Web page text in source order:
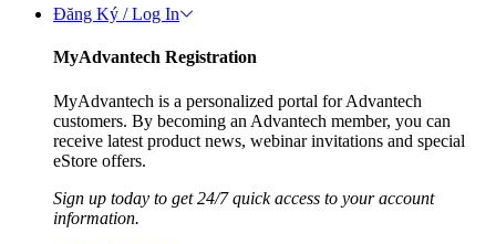
Đăng Ký / Log In
MyAdvantech Registration
MyAdvantech is a personalized portal for Advantech
customers. By becoming an Advantech member, you can
receive latest product news, webinar invitations and special
eStore offers.
Sign up today to get 24/7 quick access to your account
information.